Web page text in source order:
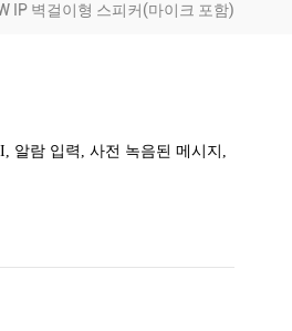
IP 벽걸이형 스피커(마이크 포함)
알람 입력, 사전 녹음된 메시지,